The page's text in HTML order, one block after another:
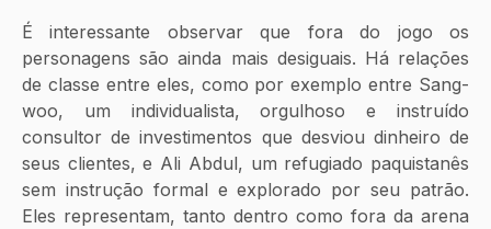
É interessante observar que fora do jogo os
personagens são ainda mais desiguais. Há relações
de classe entre eles, como por exemplo entre Sang-
woo, um individualista, orgulhoso e instruído
consultor de investimentos que desviou dinheiro de
seus clientes, e Ali Abdul, um refugiado paquistanês
sem instrução formal e explorado por seu patrão.
Eles representam, tanto dentro como fora da arena